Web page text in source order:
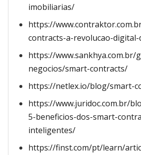
imobiliarias/
https://
contracts-a-revolucao-
https://www.sankhya.com.br/
negocios/smart-contracts/
https://netlex.io/blog/smart-
https://www.juridoc.com.br/
5-beneficios-dos-smart-
inteligentes/
https://finst.com/pt/learn/